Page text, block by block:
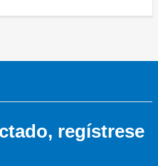
regístrese